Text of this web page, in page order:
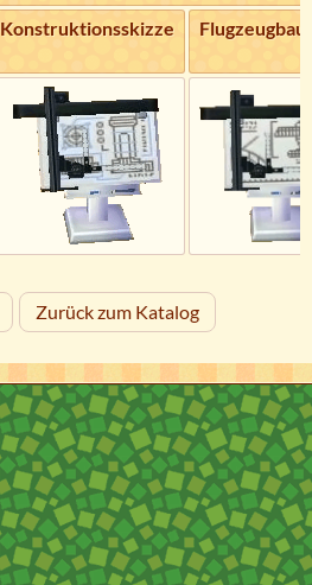
Konstruktionsskizze
Zurück zum Katalog